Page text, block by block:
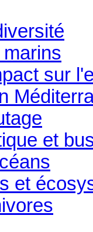
sur
et
et